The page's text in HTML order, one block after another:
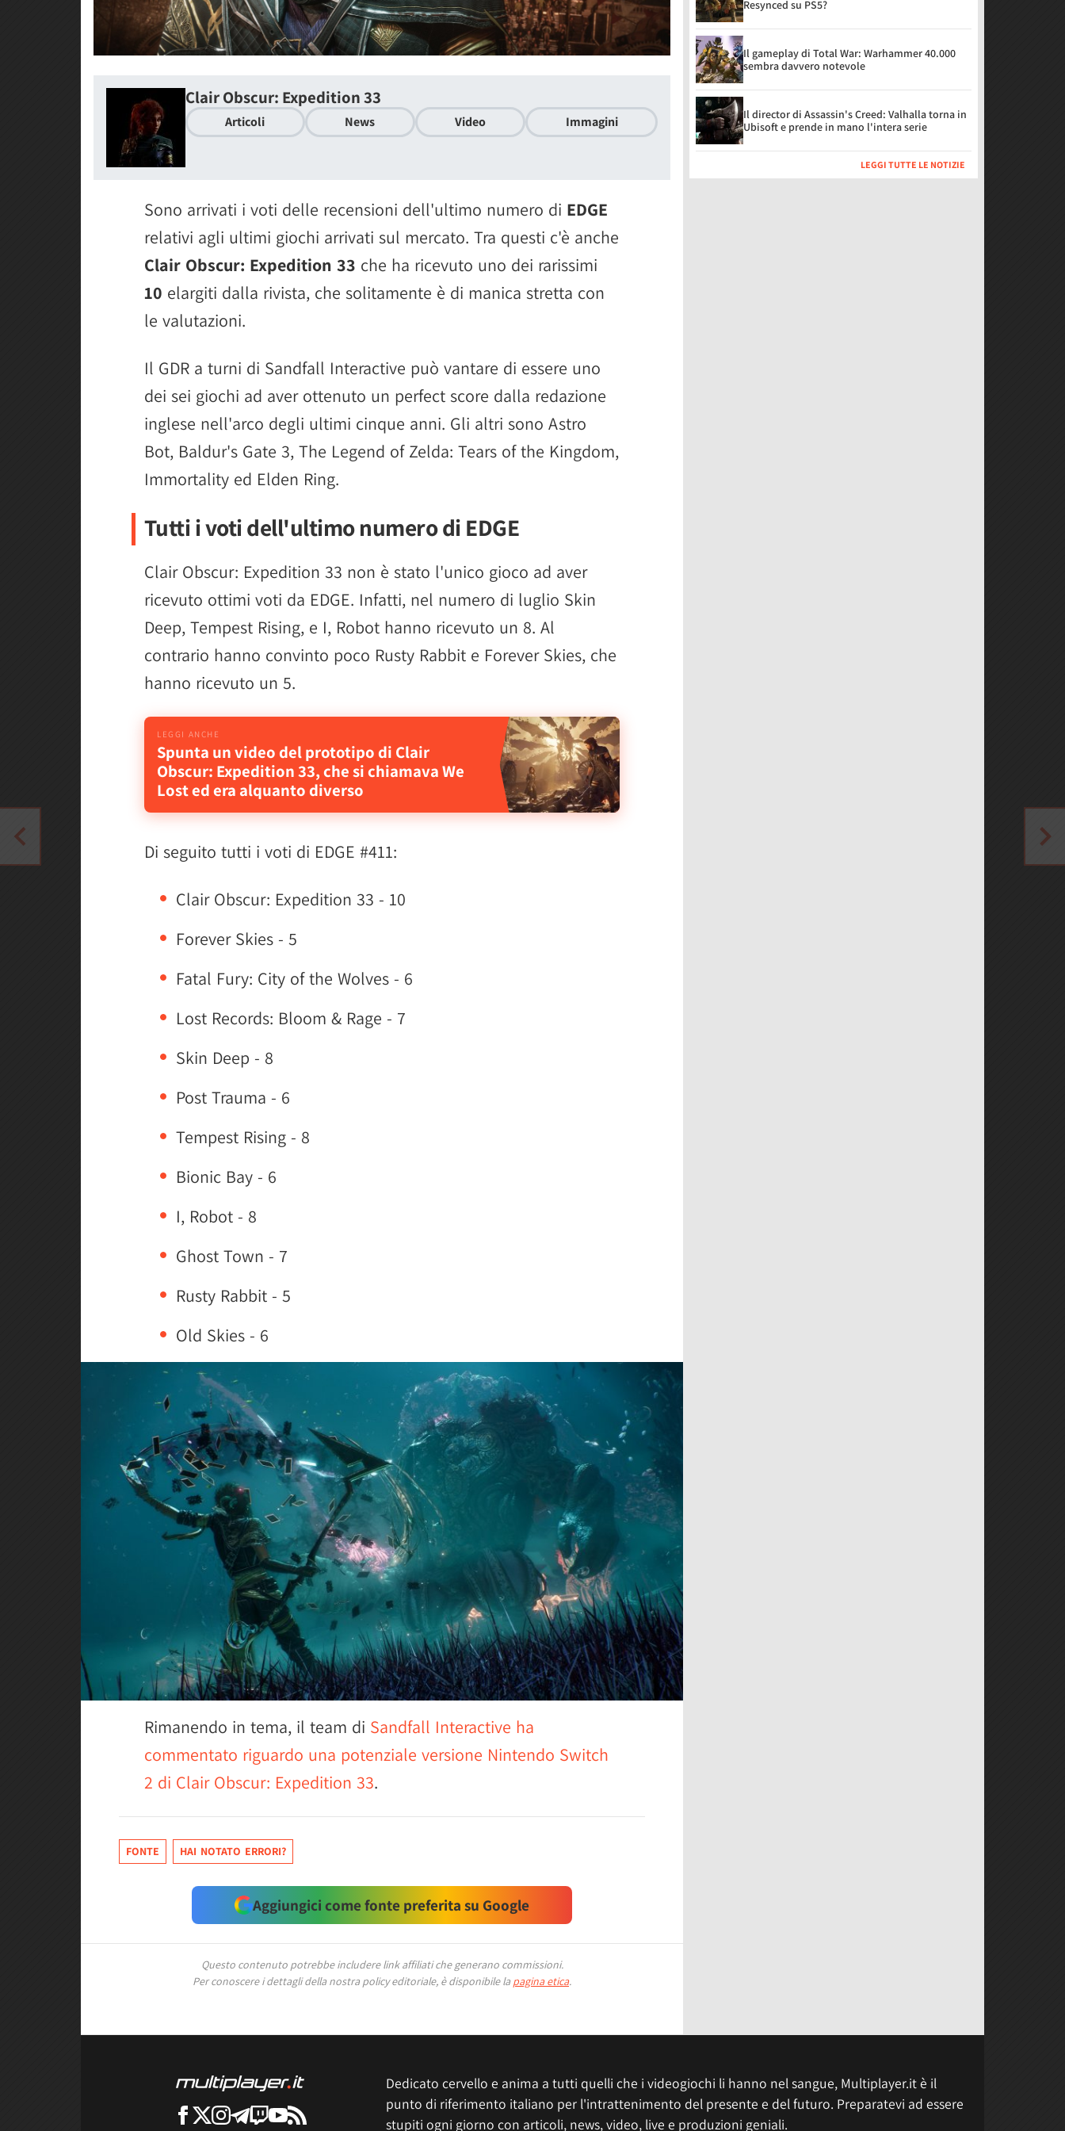
Clair Obscur: Expedition 33
Articoli News Video Immagini
Sono arrivati i voti delle recensioni dell'ultimo numero di EDGE
relativi agli ultimi giochi arrivati sul mercato. Tra questi c'è anche
Clair Obscur: Expedition 33 che ha ricevuto uno dei rarissimi
10 elargiti dalla rivista, che solitamente è di manica stretta con
le valutazioni.
Il GDR a turni di Sandfall Interactive può vantare di essere uno
dei sei giochi ad aver ottenuto un perfect score dalla redazione
inglese nell'arco degli ultimi cinque anni. Gli altri sono Astro
Bot, Baldur's Gate 3, The Legend of Zelda: Tears of the Kingdom,
Immortality ed Elden Ring.
Tutti i voti dell'ultimo numero di EDGE
Clair Obscur: Expedition 33 non è stato l'unico gioco ad aver
ricevuto ottimi voti da EDGE. Infatti, nel numero di luglio Skin
Deep, Tempest Rising, e I, Robot hanno ricevuto un 8. Al
contrario hanno convinto poco Rusty Rabbit e Forever Skies, che
hanno ricevuto un 5.
Spunta un video del prototipo di Clair
Obscur: Expedition 33, che si chiamava We
Lost ed era alquanto diverso
Di seguito tutti i voti di EDGE #411:
Clair Obscur: Expedition 33 - 10
Forever Skies - 5
Fatal Fury: City of the Wolves - 6
Lost Records: Bloom & Rage - 7
Skin Deep - 8
Post Trauma - 6
Tempest Rising - 8
Bionic Bay - 6
I, Robot - 8
Ghost Town - 7
Rusty Rabbit - 5
Old Skies - 6
Rimanendo in tema, il team di Sandfall Interactive ha
commentato riguardo una potenziale versione Nintendo Switch
2 di Clair Obscur: Expedition 33.
FONTE HAI NOTATO ERRORI?
Aggiungici come fonte preferita su Google
Questo contenuto potrebbe includere link affiliati che generano commissioni.
Per conoscere i dettagli della nostra policy editoriale, è disponibile la pagina etica.
Resynced su PS5?
Il gameplay di Total War: Warhammer 40.000
sembra davvero notevole
Il director di Assassin's Creed: Valhalla torna in
Ubisoft e prende in mano l'intera serie
LEGGI TUTTE LE NOTIZIE
Dedicato cervello e anima a tutti quelli che i videogiochi li hanno nel sangue, Multiplayer.it è il
punto di riferimento italiano per l'intrattenimento del presente e del futuro. Preparatevi ad essere
stupiti ogni giorno con articoli, news, video, live e produzioni geniali.